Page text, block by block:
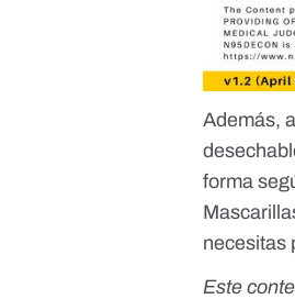
Además,
forma
necesitas
Este